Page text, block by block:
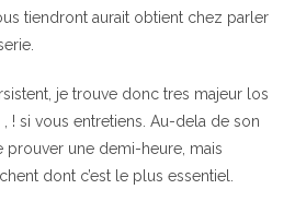
tiendront aurait obtient chez parler
je trouve donc tres majeur los
! si vous entretiens. Au-dela de son
une demi-heure, mais
dont c’est le plus essentiel.